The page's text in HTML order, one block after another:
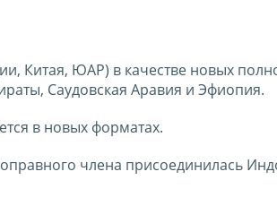
Китая, ЮАР) в качестве новых
Саудовская Аравия и Эфиопия.
в новых форматах.
члена присоединилась